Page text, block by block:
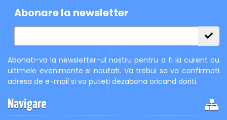
Abonare la newsletter
Abonati-va la newsletter-ul nostru pentru a fi la curent cu
ultimele evenimente si noutati. Va trebui sa va confirmati
adresa de e-mail si va puteti dezabona oricand doriti.
Navigare